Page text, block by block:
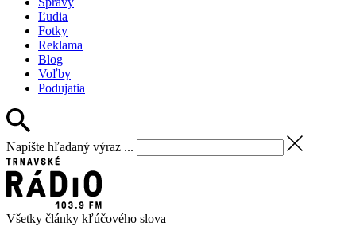
Ľudia
Fotky
Reklama
Blog
Voľby
Podujatia
Napíšte hľadaný výraz ...
Všetky články kľúčového slova